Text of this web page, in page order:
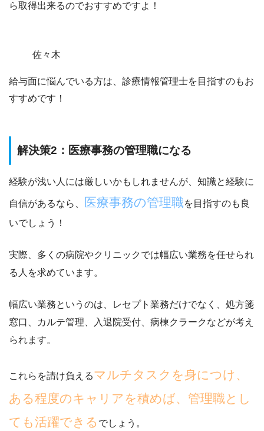
ら取得出来るのでおすすめですよ！
佐々木
給与面に悩んでいる方は、診療情報管理士を目指すのもお
すすめです！
解決策2：医療事務の管理職になる
経験が浅い人には厳しいかもしれませんが、知識と経験に
自信があるなら、 医療事務の管理職を目指すのも良
いでしょう！
実際、多くの病院やクリニックでは幅広い業務を任せられ
る人を求めています。
幅広い業務というのは、
レセプト業務だけでなく、処方箋
窓口、カルテ管理、入退院受付、病棟クラーク などが考え
られます。
これらを請け負えるマルチタスクを身につけ、
ある程度のキャリアを積めば、管理職とし
ても活躍できる でしょう。